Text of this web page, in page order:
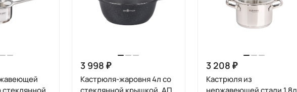
3 998 ₽
Кастрюля-жаровня 4л со
3 208 ₽
Кастрюля из